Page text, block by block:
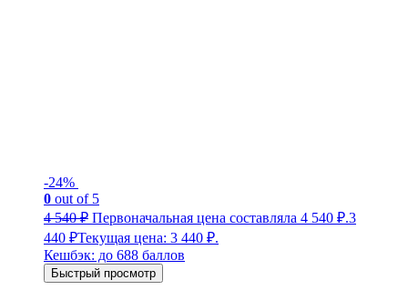
-24%
0 out of 5
4 540₽ Первоначальная цена составляла 4 540 ₽.3
440 ₽Текущая цена: 3 440 ₽.
Кешбэк: до 688 баллов
Быстрый просмотр